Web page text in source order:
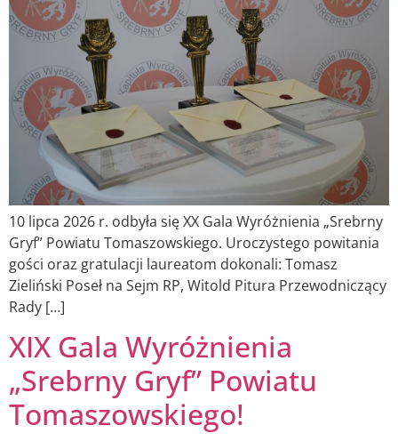
10 lipca 2026 r. odbyła się XX Gala Wyróżnienia „Srebrny
Gryf” Powiatu Tomaszowskiego. Uroczystego powitania
gości oraz gratulacji laureatom dokonali: Tomasz
Zieliński Poseł na Sejm RP, Witold Pitura Przewodniczący
Rady […]
XIX Gala Wyróżnienia
„Srebrny Gryf” Powiatu
Tomaszowskiego!